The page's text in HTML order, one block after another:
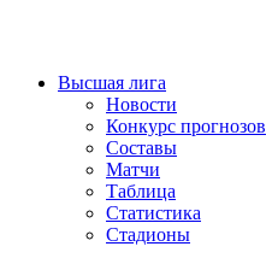
Высшая лига
Новости
Конкурс прогнозов
Составы
Матчи
Таблица
Статистика
Стадионы